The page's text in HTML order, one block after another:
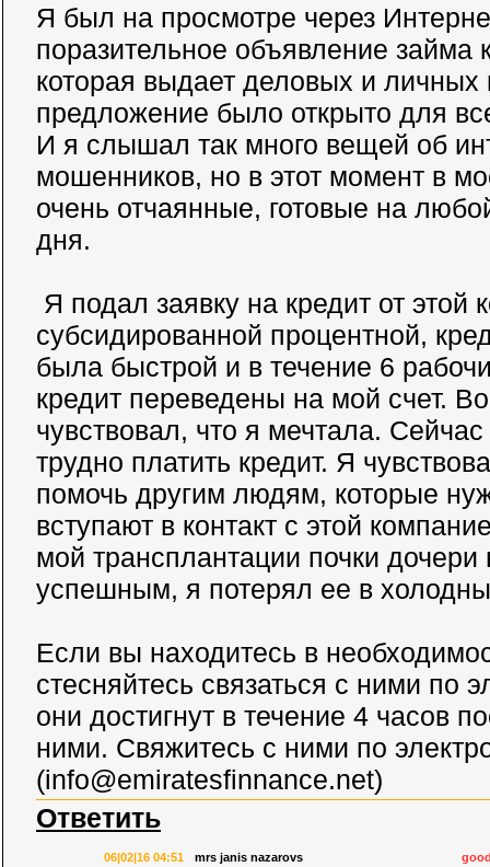
Я был на просмотре через
поразительное объявление займа
которая выдает деловых и личных
предложение было открыто для
И я слышал так много вещей об
мошенников, но в этот момент в
очень отчаянные, готовые на
дня.
Я подал заявку на кредит от этой
субсидированной процентной,
была быстрой и в течение 6
кредит переведены на мой счет.
чувствовал, что я мечтала.
трудно платить кредит. Я
помочь другим людям, которые
вступают в контакт с этой
мой трансплантации почки
успешным, я потерял ее в
Если вы находитесь в
стесняйтесь связаться с ними по
они достигнут в течение 4 часов
ними. Свяжитесь с ними по
(info@emiratesfinnance.net)
Ответить
06|02|16 04:51 mrs janis nazarovs